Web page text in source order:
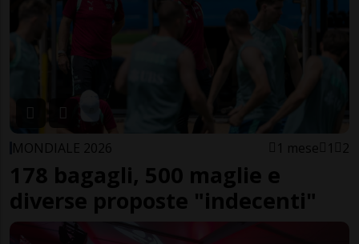
MONDIALE 2026 1 mese 1 2
178 bagagli, 500 maglie e
diverse proposte "indecenti"